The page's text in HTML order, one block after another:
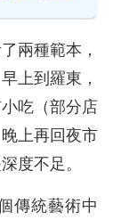
兩種範本，
上到羅東，
吃（部分店
上再回夜市
度不足。
傳統藝術中